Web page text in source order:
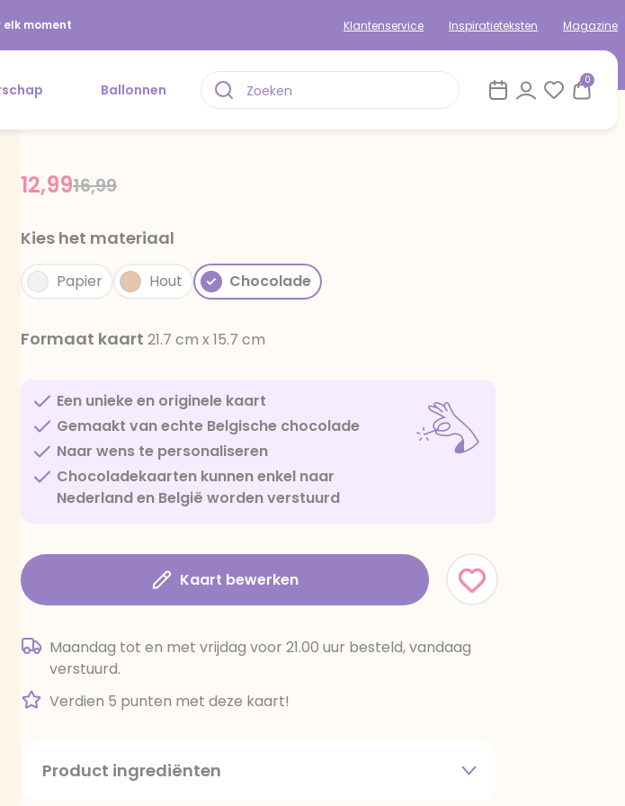
elk moment Klantenservice Inspiratieteksten Magazine
Ballonnen
0
Price reduced from
16,99to
12,99
Kies het materiaal
Papier Hout Chocolade
Formaat kaart 21.7 cm x 15.7 cm
Een unieke en originele kaart
Gemaakt van echte Belgische chocolade
Naar wens te personaliseren
Chocoladekaarten kunnen enkel naar
Nederland en België worden verstuurd
Kaart bewerken
Maandag tot en met vrijdag voor 21.00 uur besteld, vandaag
verstuurd.
Verdien 5 punten met deze kaart!
Product ingrediënten